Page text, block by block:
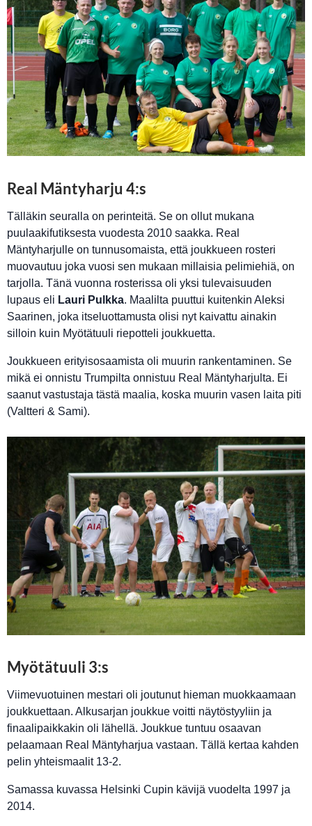
Real Mäntyharju 4:s
Tälläkin seuralla on perinteitä. Se on ollut mukana
puulaakifutiksesta vuodesta 2010 saakka. Real
Mäntyharjulle on tunnusomaista, että joukkueen rosteri
muovautuu joka vuosi sen mukaan millaisia pelimiehiä, on
tarjolla. Tänä vuonna rosterissa oli yksi tulevaisuuden
lupaus eli Lauri Pulkka. Maalilta puuttui kuitenkin Aleksi
Saarinen, joka itseluottamusta olisi nyt kaivattu ainakin
silloin kuin Myötätuuli riepotteli joukkuetta.
Joukkueen erityisosaamista oli muurin rankentaminen. Se
mikä ei onnistu Trumpilta onnistuu Real Mäntyharjulta. Ei
saanut vastustaja tästä maalia, koska muurin vasen laita piti
(Valtteri & Sami).
Myötätuuli 3:s
Viimevuotuinen mestari oli joutunut hieman muokkaamaan
joukkuettaan. Alkusarjan joukkue voitti näytöstyyliin ja
finaalipaikkakin oli lähellä. Joukkue tuntuu osaavan
pelaamaan Real Mäntyharjua vastaan. Tällä kertaa kahden
pelin yhteismaalit 13-2.
Samassa kuvassa Helsinki Cupin kävijä vuodelta 1997 ja
2014.